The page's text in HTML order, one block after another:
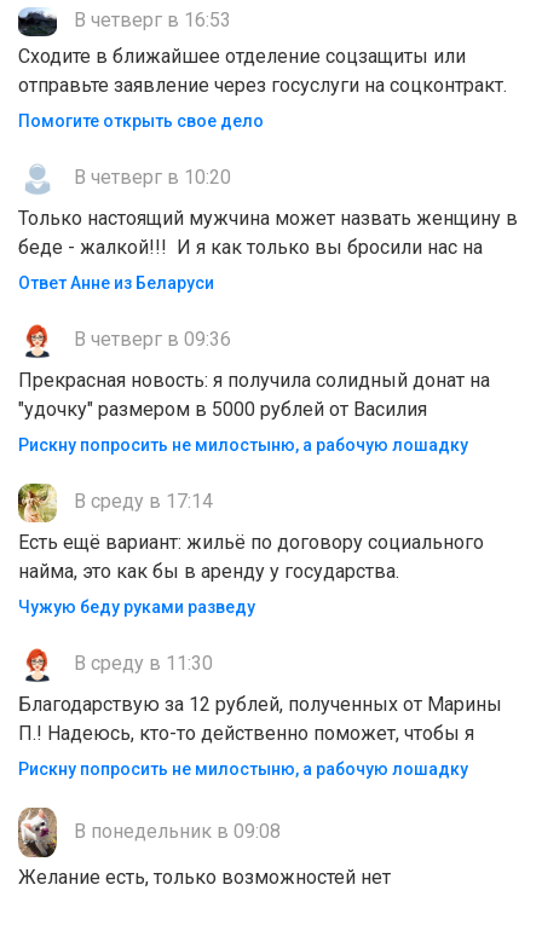
В четверг в 16:53
Сходите в ближайшее отделение соцзащиты или
отправьте заявление через госуслуги на соцконтракт.
Помогите открыть свое дело
В четверг в 10:20
Только настоящий мужчина может назвать женщину в
беде - жалкой!!! И я как только вы бросили нас на
Ответ Анне из Беларуси
В четверг в 09:36
Прекрасная новость: я получила солидный донат на
"удочку" размером в 5000 рублей от Василия
Рискну попросить не милостыню, а рабочую лошадку
В среду в 17:14
Есть ещё вариант: жильё по договору социального
найма, это как бы в аренду у государства.
Чужую беду руками разведу
В среду в 11:30
Благодарствую за 12 рублей, полученных от Марины
П.! Надеюсь, кто-то действенно поможет, чтобы я
Рискну попросить не милостыню, а рабочую лошадку
В понедельник в 09:08
Желание есть, только возможностей нет